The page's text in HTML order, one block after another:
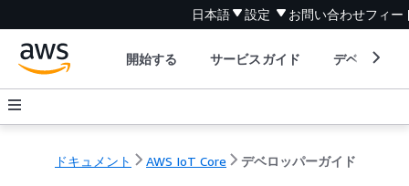
日本語 設定 お問い合わせフィー
開始する サービスガイド デベロッパ
ドキュメント AWS IoT Core デベロッパーガイド